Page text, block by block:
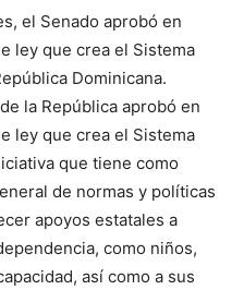
el Senado aprobó en
ley que crea el Sistema
Dominicana.
la República aprobó en
ley que crea el Sistema
que tiene como
de normas y políticas
apoyos estatales a
como niños,
así como a sus